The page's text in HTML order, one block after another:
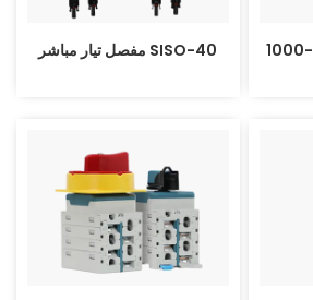
مفصل تيار مباشر SISO-40
مفصل تيار مباشر 300-1000